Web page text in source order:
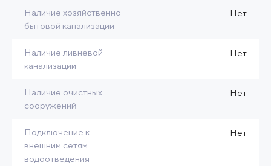
Наличие хозяйственно-
бытовой канализации
Нет
Наличие ливневой
канализации
Нет
Наличие очистных
сооружений
Нет
Подключение к
внешним сетям
водоотведения
Нет